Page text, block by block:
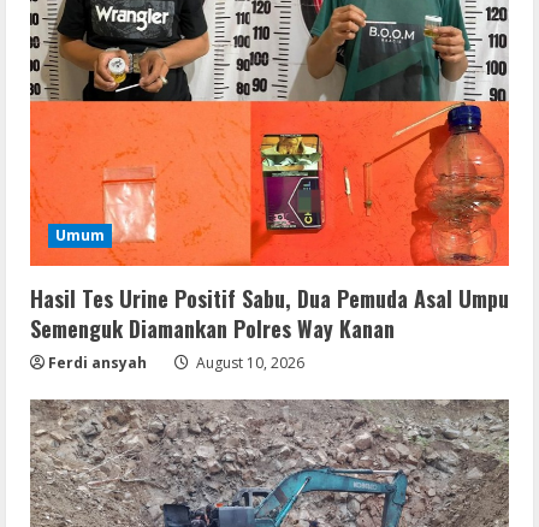
Umum
Hasil Tes Urine Positif Sabu, Dua Pemuda Asal Umpu
Semenguk Diamankan Polres Way Kanan
Ferdi ansyah August 10, 2026
Umum